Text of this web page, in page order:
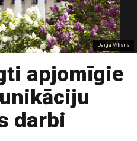
Daiga Vīksna
apjomīgie
darbi